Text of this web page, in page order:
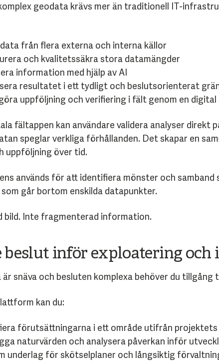
geodata krävs mer än traditionell IT-
från flera externa och interna källor
och kvalitetssäkra stora datamängder
information med hjälp av AI
resultatet i ett tydligt och beslutsorienterat
uppföljning och verifiering i fält genom en digital
fältappen kan användare validera analyser direkt
speglar verkliga förhållanden. Det skapar en
uppföljning över tid.
används för att identifiera mönster och
går bortom enskilda datapunkter.
bild. Inte fragmenterad information.
beslut inför exploatering och
är snäva och besluten komplexa behöver du
kan du:
förutsättningarna i ett område utifrån projektets
naturvärden och analysera påverkan inför
underlag för skötselplaner och långsiktig